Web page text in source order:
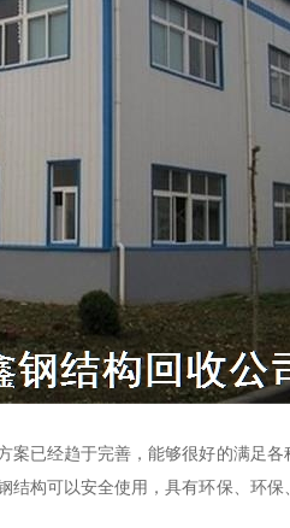
已经趋于完善，能够很好的满足各
构可以安全使用，具有环保、环